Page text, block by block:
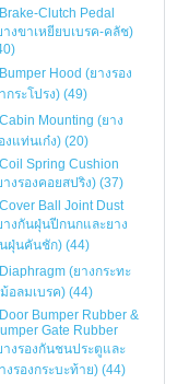
Clutch Pedal
างขาเหยียบเบรค-คลัช)
Hood (ยางรอง
กระโปรง) (49)
Mounting (ยาง
งแท่นเก๋ง) (20)
Spring Cushion
างรองคอยสปริง) (37)
Ball Joint Dust
างกันฝุ่นปีกนกและยาง
ฝุ่นคันชัก) (44)
(ยางกระทะ
อลมเบรค) (44)
Bumper Rubber &
Gate Rubber
างรองกันชนประตูและ
งรองกระบะท้าย) (44)